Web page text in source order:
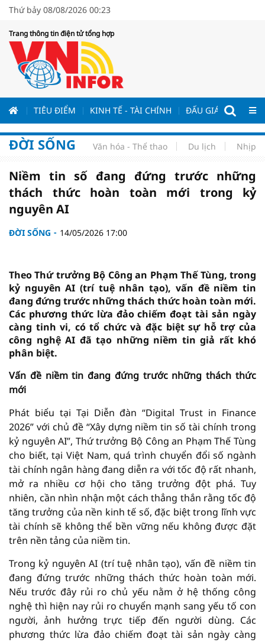
Thứ bảy 08/08/2026 00:23
Trang thông tin điện tử tổng hợp
TIÊU ĐIỂM KINH TẾ - TÀI CHÍNH ĐẤU GIÁ - ĐẤU
ĐỜI SỐNG Văn hóa - Thể thao Du lịch Nhịp
Niềm tin số đang đứng trước những
thách thức hoàn toàn mới trong kỷ
nguyên AI
ĐỜI SỐNG 14/05/2026 17:00
Theo Thứ trưởng Bộ Công an Phạm Thế Tùng, trong
kỷ nguyên AI (trí tuệ nhân tạo), vấn đề niềm tin
đang đứng trước những thách thức hoàn toàn mới.
Các phương thức lừa đảo chiếm đoạt tài sản ngày
càng tinh vi, có tổ chức và đặc biệt sự hỗ trợ của
công nghệ AI đã tạo những niềm tin giả rất khó
phân biệt.
Vấn đề niềm tin đang đứng trước những thách thức
mới
Phát biểu tại Tại Diễn đàn “Digital Trust in Finance
2026” với chủ đề “Xây dựng niềm tin số tài chính trong
kỷ nguyên AI”, Thứ trưởng Bộ Công an Phạm Thế Tùng
cho biết, tại Việt Nam, quá trình chuyển đổi số ngành
tài chính ngân hàng đang diễn ra với tốc độ rất nhanh,
mở ra nhiều cơ hội cho tăng trưởng đột phá. Tuy
nhiên, cần nhìn nhận một cách thẳng thắn rằng tốc độ
tăng trưởng của nền kinh tế số, đặc biệt trong lĩnh vực
tài chính sẽ không thể bền vững nếu không được đặt
trên nền tảng của niềm tin.
Trong kỷ nguyên AI (trí tuệ nhân tạo), vấn đề niềm tin
đang đứng trước những thách thức hoàn toàn mới.
Nếu trước đây rủi ro chủ yếu nằm ở hệ thống công
nghệ thì hiện nay rủi ro chuyển mạnh sang yếu tố con
người, ảnh hưởng trực tiếp đến người dùng. Các
phương thức lừa đảo chiếm đoạt tài sản ngày càng